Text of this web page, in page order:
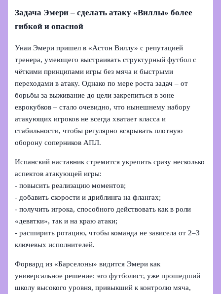
Задача Эмери – сделать атаку «Виллы» более
гибкой и опасной
Унаи Эмери пришел в «Астон Виллу» с репутацией
тренера, умеющего выстраивать структурный футбол с
чёткими принципами игры без мяча и быстрыми
переходами в атаку. Однако по мере роста задач – от
борьбы за выживание до цели закрепиться в зоне
еврокубков – стало очевидно, что нынешнему набору
атакующих игроков не всегда хватает класса и
стабильности, чтобы регулярно вскрывать плотную
оборону соперников АПЛ.
Испанский наставник стремится укрепить сразу несколько
аспектов атакующей игры:
- повысить реализацию моментов;
- добавить скорости и дриблинга на флангах;
- получить игрока, способного действовать как в роли
«девятки», так и на краю атаки;
- расширить ротацию, чтобы команда не зависела от 2–3
ключевых исполнителей.
Форвард из «Барселоны» видится Эмери как
универсальное решение: это футболист, уже прошедший
школу высокого уровня, привыкший к контролю мяча,